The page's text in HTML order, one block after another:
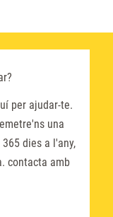
per ajudar-te.
una
dies a l'any,
contacta amb